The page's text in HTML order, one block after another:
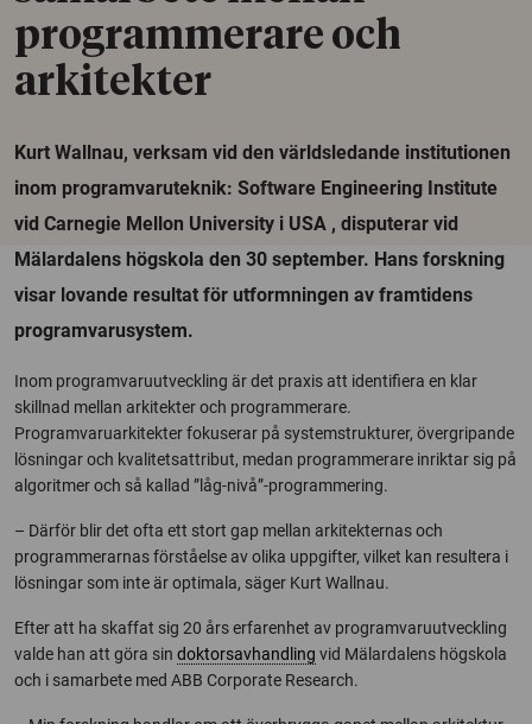
programmerare och
arkitekter
Kurt Wallnau, verksam vid den världsledande institutionen
inom programvaruteknik: Software Engineering Institute
vid Carnegie Mellon University i USA , disputerar vid
Mälardalens högskola den 30 september. Hans forskning
visar lovande resultat för utformningen av framtidens
programvarusystem.
Inom programvaruutveckling är det praxis att identifiera en klar
skillnad mellan arkitekter och programmerare.
Programvaruarkitekter fokuserar på systemstrukturer, övergripande
lösningar och kvalitetsattribut, medan programmerare inriktar sig på
algoritmer och så kallad ”låg-nivå”-programmering.
– Därför blir det ofta ett stort gap mellan arkitekternas och
programmerarnas förståelse av olika uppgifter, vilket kan resultera i
lösningar som inte är optimala, säger Kurt Wallnau.
Efter att ha skaffat sig 20 års erfarenhet av programvaruutveckling
valde han att göra sin doktorsavhandling vid Mälardalens högskola
och i samarbete med ABB Corporate Research.